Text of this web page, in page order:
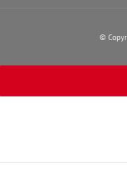
©